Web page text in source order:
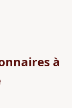
à